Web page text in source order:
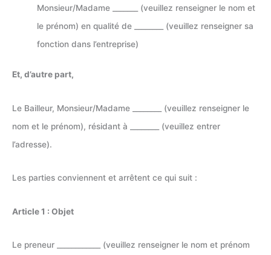
Monsieur/Madame _______ (veuillez renseigner le nom et
le prénom) en qualité de ________ (veuillez renseigner sa
fonction dans l’entreprise)
Et, d’autre part,
Le Bailleur, Monsieur/Madame ________ (veuillez renseigner le
nom et le prénom), résidant à ________ (veuillez entrer
l’adresse).
Les parties conviennent et arrêtent ce qui suit :
Article 1 : Objet
Le preneur ____________ (veuillez renseigner le nom et prénom